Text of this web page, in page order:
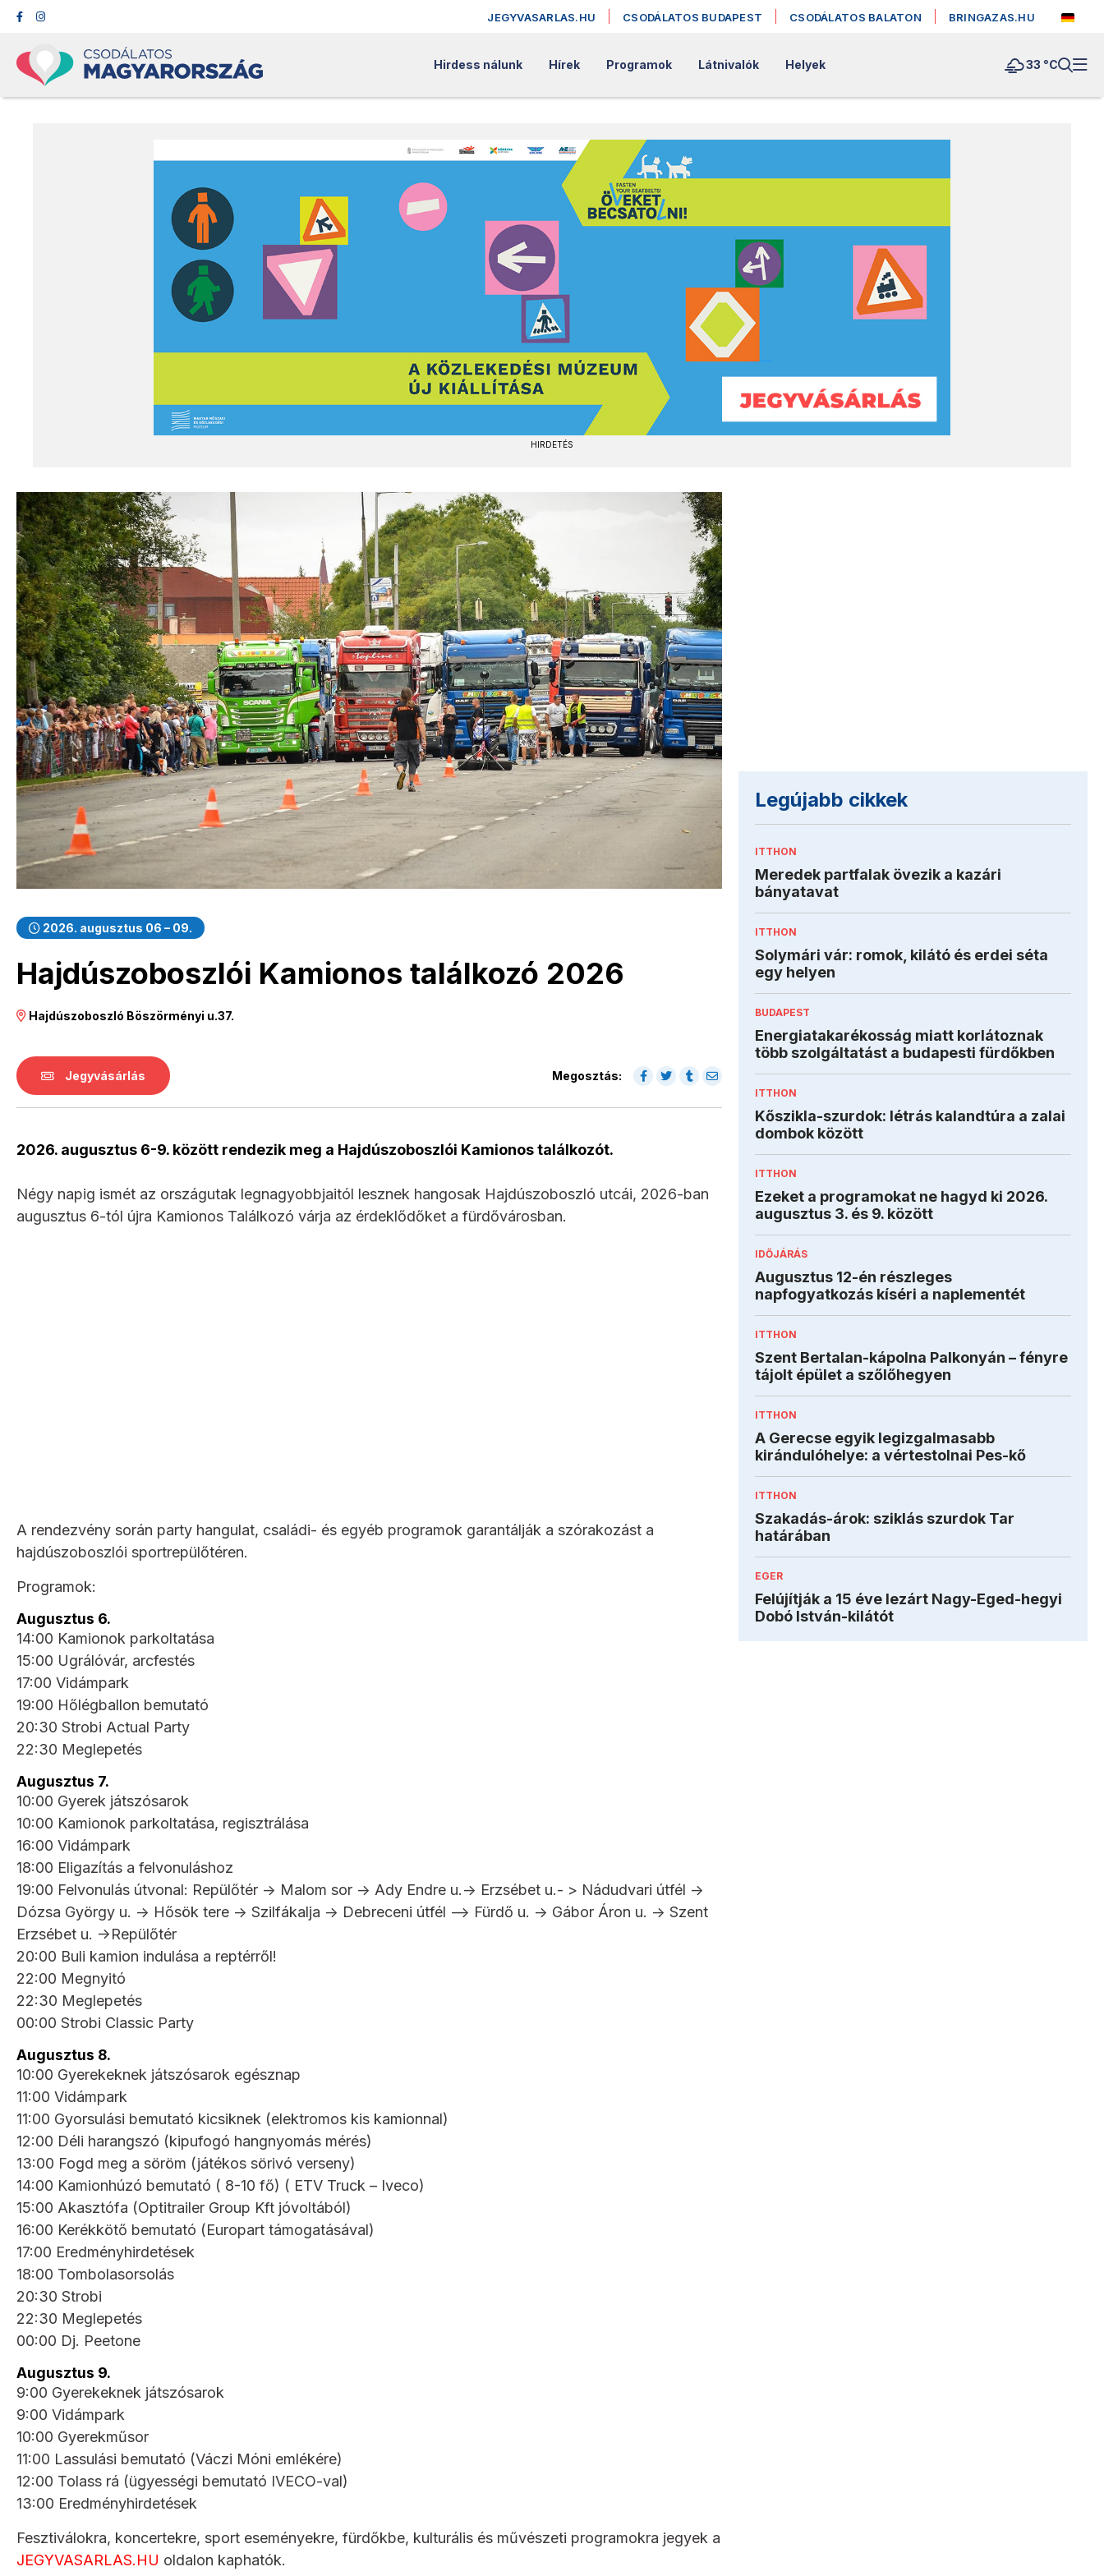
JEGYVASARLAS.HU CSODÁLATOS BUDAPEST CSODÁLATOS BALATON BRINGAZAS.HU
Hirdess nálunk Hírek Programok Látnivalók Helyek 33 °C
HIRDETÉS
2026. augusztus 06 – 09.
Hajdúszoboszlói Kamionos találkozó 2026
Hajdúszoboszló Böszörményi u.37.
Jegyvásárlás Megosztás:
2026. augusztus 6-9. között rendezik meg a Hajdúszoboszlói Kamionos találkozót.
Négy napig ismét az országutak legnagyobbjaitól lesznek hangosak Hajdúszoboszló utcái, 2026-ban
augusztus 6-tól újra Kamionos Találkozó várja az érdeklődőket a fürdővárosban.
A rendezvény során party hangulat, családi- és egyéb programok garantálják a szórakozást a
hajdúszoboszlói sportrepülőtéren.
Programok:
Augusztus 6.
14:00 Kamionok parkoltatása
15:00 Ugrálóvár, arcfestés
17:00 Vidámpark
19:00 Hőlégballon bemutató
20:30 Strobi Actual Party
22:30 Meglepetés
Augusztus 7.
10:00 Gyerek játszósarok
10:00 Kamionok parkoltatása, regisztrálása
16:00 Vidámpark
18:00 Eligazítás a felvonuláshoz
19:00 Felvonulás útvonal: Repülőtér -> Malom sor -> Ady Endre u.-> Erzsébet u.- > Nádudvari útfél ->
Dózsa György u. -> Hősök tere -> Szilfákalja -> Debreceni útfél –> Fürdő u. -> Gábor Áron u. -> Szent
Erzsébet u. ->Repülőtér
20:00 Buli kamion indulása a reptérről!
22:00 Megnyitó
22:30 Meglepetés
00:00 Strobi Classic Party
Augusztus 8.
10:00 Gyerekeknek játszósarok egésznap
11:00 Vidámpark
11:00 Gyorsulási bemutató kicsiknek (elektromos kis kamionnal)
12:00 Déli harangszó (kipufogó hangnyomás mérés)
13:00 Fogd meg a söröm (játékos sörivó verseny)
14:00 Kamionhúzó bemutató ( 8-10 fő) ( ETV Truck – Iveco)
15:00 Akasztófa (Optitrailer Group Kft jóvoltából)
16:00 Kerékkötő bemutató (Europart támogatásával)
17:00 Eredményhirdetések
18:00 Tombolasorsolás
20:30 Strobi
22:30 Meglepetés
00:00 Dj. Peetone
Augusztus 9.
9:00 Gyerekeknek játszósarok
9:00 Vidámpark
10:00 Gyerekműsor
11:00 Lassulási bemutató (Váczi Móni emlékére)
12:00 Tolass rá (ügyességi bemutató IVECO-val)
13:00 Eredményhirdetések
Fesztiválokra, koncertekre, sport eseményekre, fürdőkbe, kulturális és művészeti programokra jegyek a
JEGYVASARLAS.HU oldalon kaphatók.
Legújabb cikkek
ITTHON
Meredek partfalak övezik a kazári
bányatavat
ITTHON
Solymári vár: romok, kilátó és erdei séta
egy helyen
BUDAPEST
Energiatakarékosság miatt korlátoznak
több szolgáltatást a budapesti fürdőkben
ITTHON
Kőszikla-szurdok: létrás kalandtúra a zalai
dombok között
ITTHON
Ezeket a programokat ne hagyd ki 2026.
augusztus 3. és 9. között
IDŐJÁRÁS
Augusztus 12-én részleges
napfogyatkozás kíséri a naplementét
ITTHON
Szent Bertalan-kápolna Palkonyán – fényre
tájolt épület a szőlőhegyen
ITTHON
A Gerecse egyik legizgalmasabb
kirándulóhelye: a vértestolnai Pes-kő
ITTHON
Szakadás-árok: sziklás szurdok Tar
határában
EGER
Felújítják a 15 éve lezárt Nagy-Eged-hegyi
Dobó István-kilátót